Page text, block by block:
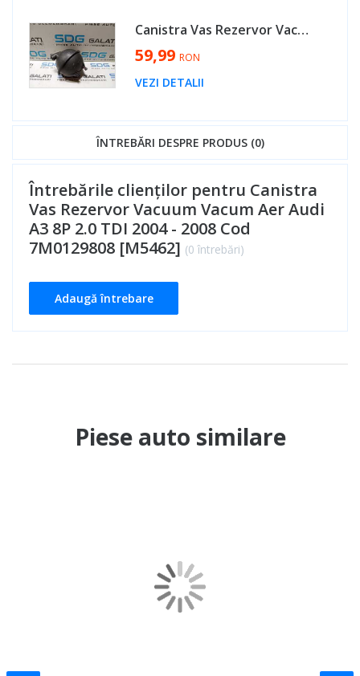
Canistra Vas Rezervor Vacuum Vacum Aer Volkswagen Passat B6 2.0 TDI 2005 - 2010 Cod 7M0129808 [M5462]
59,99 RON
VEZI DETALII
ÎNTREBĂRI DESPRE PRODUS (0)
Întrebările clienților pentru Canistra
Vas Rezervor Vacuum Vacum Aer Audi
A3 8P 2.0 TDI 2004 - 2008 Cod
7M0129808 [M5462] (0 întrebări)
Adaugă întrebare
Piese auto similare